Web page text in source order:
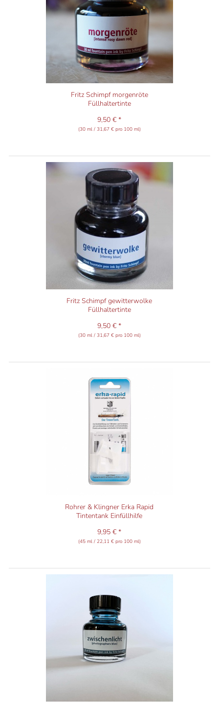
Fritz Schimpf morgenröte
Füllhaltertinte
9,50 € *
(30 ml / 31,67 € pro 100 ml)
Fritz Schimpf gewitterwolke
Füllhaltertinte
9,50 € *
(30 ml / 31,67 € pro 100 ml)
Rohrer & Klingner Erka Rapid
Tintentank Einfüllhilfe
9,95 € *
(45 ml / 22,11 € pro 100 ml)